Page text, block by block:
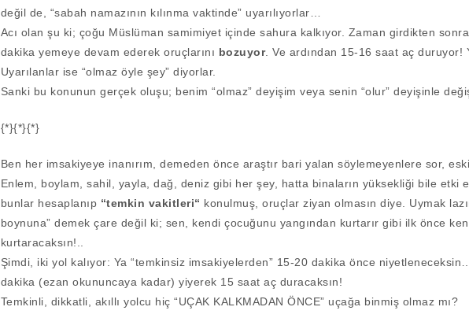
değil de, “sabah namazının kılınma vaktinde” uyarılıyorlar…
Acı olan şu ki; çoğu Müslüman samimiyet içinde sahura kalkıyor. Zaman girdikten
dakika yemeye devam ederek oruçlarını bozuyor. Ve ardından 15-16 saat aç duruyor!
Uyarılanlar ise “olmaz öyle şey” diyorlar.
Sanki bu konunun gerçek oluşu; benim “olmaz” deyişim veya senin “olur” deyişinle
{*}{*}{*}
Ben her imsakiyeye inanırım, demeden önce araştır bari yalan söylemeyenlere sor,
Enlem, boylam, sahil, yayla, dağ, deniz gibi her şey, hatta binaların yüksekliği bile etki
bunlar hesaplanıp “temkin vakitleri“ konulmuş, oruçlar ziyan olmasın diye. Uymak
boynuna” demek çare değil ki; sen, kendi çocuğunu yangından kurtarır gibi ilk önce
kurtaracaksın!..
Şimdi, iki yol kalıyor: Ya “temkinsiz imsakiyelerden” 15-20 dakika önce
dakika (ezan okununcaya kadar) yiyerek 15 saat aç duracaksın!
Temkinli, dikkatli, akıllı yolcu hiç “UÇAK KALKMADAN ÖNCE” uçağa binmiş olmaz mı?